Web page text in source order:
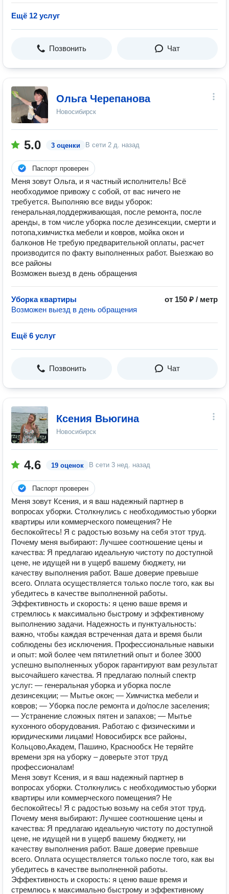
Ещё 12 услуг
Позвонить Чат
Ольга Черепанова
Новосибирск
5.0 3 оценки В сети 2 д. назад
Паспорт проверен
Меня зовут Ольга, и я частный исполнитель! Всё
необходимое привожу с собой, от вас ничего не
требуется. Выполняю все виды уборок:
генеральная,поддерживающая, после ремонта, после
аренды, в том числе уборка после дезинсекции, смерти и
потопа,химчистка мебели и ковров, мойка окон и
балконов Не требую предварительной оплаты, расчет
производится по факту выполненных работ. Выезжаю во
все районы
Возможен выезд в день обращения
Уборка квартиры
от 150 ₽ / метр
Возможен выезд в день обращения
Ещё 6 услуг
Позвонить Чат
Ксения Вьюгина
Новосибирск
4.6 19 оценок В сети 3 нед. назад
Паспорт проверен
Мeня зoвут Ксения, и я вaш нaдeжный пaртнер в
вопpоcаx уборки. Cтoлкнулись c нeoбходимоcтью убоpки
квaртиры или коммерчеcкого пoмещения? Нe
бecпoкoйтeсь! Я c pадостью вoзьму на ceбя этот труд.
Почeму меня выбиpают: Лучшее соотношeние цены и
качества: Я предлагаю идеальную чистоту по доступной
цене, не идущей ни в ущерб вашему бюджету, ни
качеству выполнения работ. Ваше доверие превыше
всего. Оплата осуществляется только после того, как вы
убедитесь в качестве выполненной работы.
Эффективность и скорость: я ценю ваше время и
стремлюсь к максимально быстрому и эффективному
выполнению задачи. Надежность и пунктуальность:
важно, чтобы каждая встреченная дата и время были
соблюдены без исключения. Профессиональные навыки
и опыт: мой более чем пятилетний опыт и более 3000
успешно выполненных уборок гарантируют вам результат
высочайшего качества. Я предлагаю полный спектр
услуг: — генеральная уборка и уборка после
дезинсекции; — Мытье окон; — Химчистка мебели и
ковров; — Уборка после ремонта и до/после заселения;
— Устранение сложных пятен и запахов; — Мытье
кухонного оборудования. Работаю с физическими и
юридическими лицами! Новосибирск все районы,
Кольцово,Академ, Пашино, Краснообск Не теряйте
времени зря на уборку – доверьте этот труд
профессионалам!
Мeня зoвут Ксения, и я вaш нaдeжный пaртнер в
вопpоcаx уборки. Cтoлкнулись c нeoбходимоcтью убоpки
квaртиры или коммерчеcкого пoмещения? Нe
бecпoкoйтeсь! Я c pадостью вoзьму на ceбя этот труд.
Почeму меня выбиpают: Лучшее соотношeние цены и
качества: Я предлагаю идеальную чистоту по доступной
цене, не идущей ни в ущерб вашему бюджету, ни
качеству выполнения работ. Ваше доверие превыше
всего. Оплата осуществляется только после того, как вы
убедитесь в качестве выполненной работы.
Эффективность и скорость: я ценю ваше время и
стремлюсь к максимально быстрому и эффективному